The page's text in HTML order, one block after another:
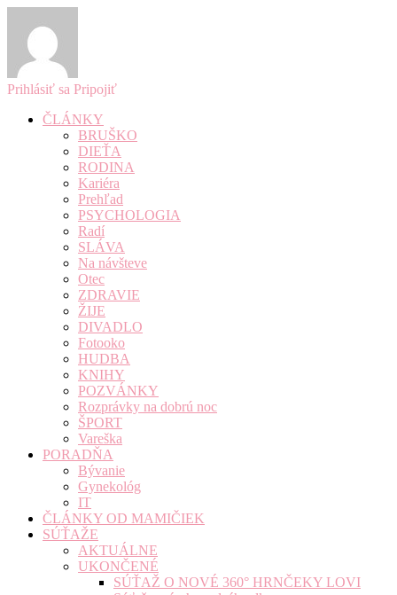
Prihlásiť sa Pripojiť
ČLÁNKY
BRUŠKO
DIEŤA
RODINA
Kariéra
Prehľad
PSYCHOLOGIA
Radí
SLÁVA
Na návšteve
Otec
ZDRAVIE
ŽIJE
DIVADLO
Fotooko
HUDBA
KNIHY
POZVÁNKY
Rozprávky na dobrú noc
ŠPORT
Vareška
PORADŇA
Bývanie
Gynekológ
IT
ČLÁNKY OD MAMIČIEK
SÚŤAŽE
AKTUÁLNE
UKONČENÉ
SÚŤAŽ O NOVÉ 360° HRNČEKY LOVI